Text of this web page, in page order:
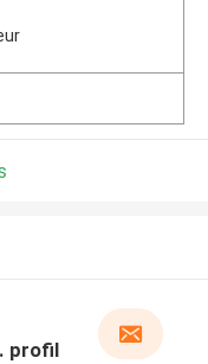
profil